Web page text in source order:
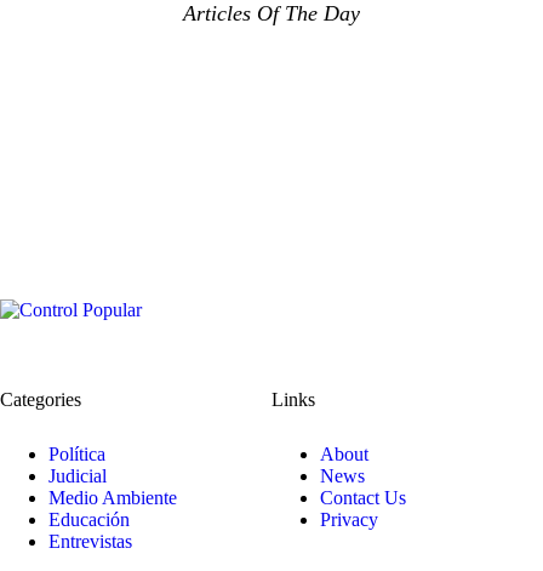
Articles Of The Day
Categories
Política
Judicial
Medio Ambiente
Educación
Entrevistas
Links
About
News
Contact Us
Privacy